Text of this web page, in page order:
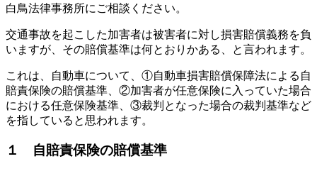
白鳥法律事務所にご相談ください。
交通事故を起こした加害者は被害者に対し損害賠償義務を負
いますが、その賠償基準は何とおりかある、と言われます。
これは、自動車について、①自動車損害賠償保障法による自
賠責保険の賠償基準、②加害者が任意保険に入っていた場合
における任意保険基準、③裁判となった場合の裁判基準など
を指していると思われます。
１ 自賠責保険の賠償基準